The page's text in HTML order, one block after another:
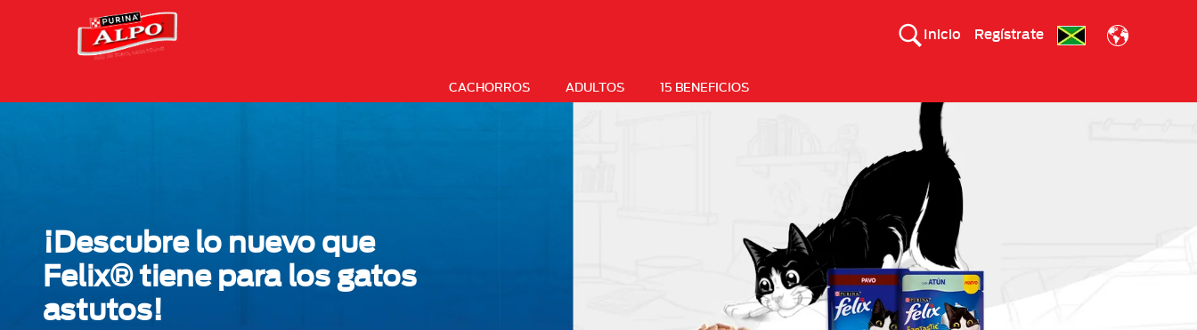
Skip to main content
Menu Secundario Alpo
Inicio Regístrate
CACHORROS ADULTOS 15 BENEFICIOS
¡Descubre lo nuevo que
Felix® tiene para los gatos
astutos!